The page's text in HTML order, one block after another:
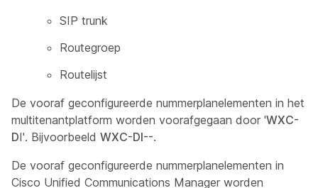
SIP trunk
Routegroep
Routelijst
De vooraf geconfigureerde nummerplanelementen in het
multitenantplatform worden voorafgegaan door 'WXC-
DI'. Bijvoorbeeld WXC-DI--.
De vooraf geconfigureerde nummerplanelementen in
Cisco Unified Communications Manager worden